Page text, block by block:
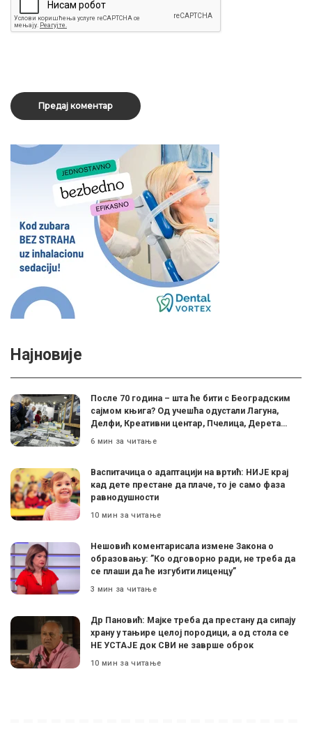
Најновије
После 70 година – шта ће бити с Београдским
сајмом књига? Од учешћа одустали Лагуна,
Делфи, Креативни центар, Пчелица, Дерета…
6 мин за читање
Васпитачица о адаптацији на вртић: НИЈЕ крај
кад дете престане да плаче, то је само фаза
равнодушности
10 мин за читање
Нешовић коментарисала измене Закона о
образовању: ”Ко одговорно ради, не треба да
се плаши да ће изгубити лиценцу”
3 мин за читање
Др Пановић: Мајке треба да престану да сипају
храну у тањире целој породици, а од стола се
НЕ УСТАЈЕ док СВИ не заврше оброк
10 мин за читање